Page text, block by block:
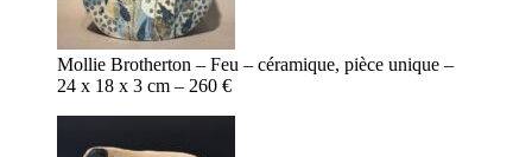
Mollie Brotherton – Feu – céramique, pièce unique –
24 x 18 x 3 cm – 260 €